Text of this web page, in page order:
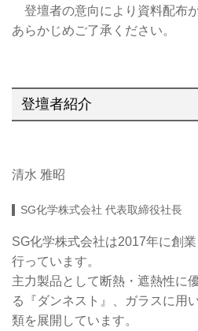
登壇者の意向により資料配布
あらかじめご了承ください。
登壇者紹介
清水 雅昭
SG化学株式会社 代表取締役社長
SG化学株式会社は2017年に創
行っています。
主力製品として断熱・遮熱性に
る『ダンネスト』、ガラスに用
類を展開しています。